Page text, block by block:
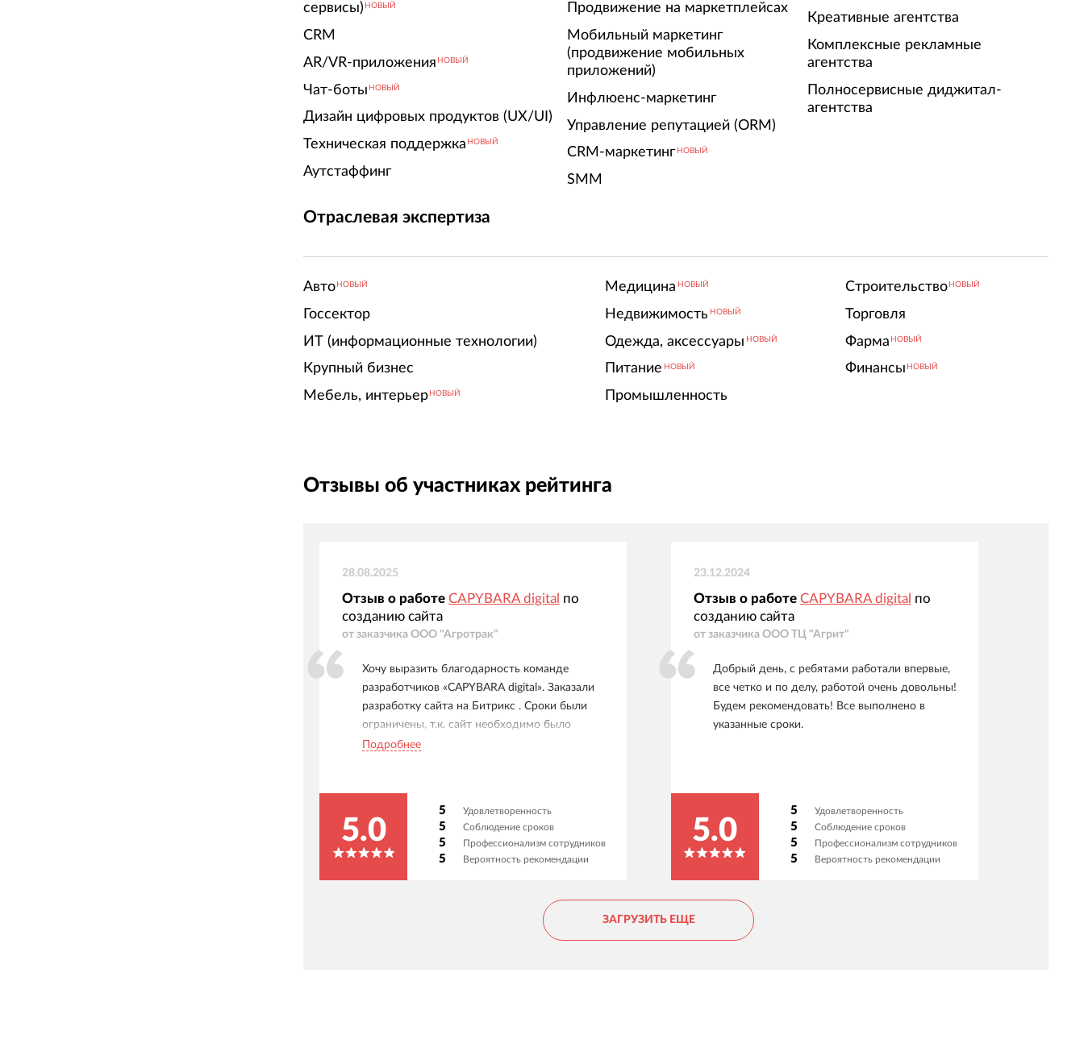
сервисы) НОВЫЙ
CRM
AR/VR-приложения НОВЫЙ
Чат-боты НОВЫЙ
Дизайн цифровых продуктов (UX/UI)
Техническая поддержка НОВЫЙ
Аутстаффинг
Продвижение на маркетплейсах
Мобильный маркетинг
(продвижение мобильных
приложений)
Инфлюенс-маркетинг
Управление репутацией (ORM)
CRM-маркетинг НОВЫЙ
SMM
Креативные агентства
Комплексные рекламные
агентства
Полносервисные диджитал-
агентства
Отраслевая экспертиза
Авто НОВЫЙ
Госсектор
ИТ (информационные технологии)
Крупный бизнес
Мебель, интерьер НОВЫЙ
Медицина НОВЫЙ
Недвижимость НОВЫЙ
Одежда, аксессуары НОВЫЙ
Питание НОВЫЙ
Промышленность
Строительство НОВЫЙ
Торговля
Фарма НОВЫЙ
Финансы НОВЫЙ
Отзывы об участниках рейтинга
28.08.2025
Отзыв о работе CAPYBARA digital по
созданию сайта
от заказчика ООО "Агротрак"
Хочу выразить благодарность команде
разработчиков «CAPYBARA digital». Заказали
разработку сайта на Битрикс . Сроки были
ограничены, т.к. сайт необходимо было
запустить в максимально ускоренном режиме,
каких-либо промедлений. Сотрудники
CAPYBARA digital» продемонстрировали
способность гибко и своевременно
приятно работать с таким подходом к делу.
Подробнее
5.0
5 Удовлетворенность
5 Соблюдение сроков
5 Профессионализм сотрудников
5 Вероятность рекомендации
23.12.2024
Отзыв о работе CAPYBARA digital по
созданию сайта
от заказчика ООО ТЦ "Агрит"
Добрый день, с ребятами работали впервые,
все четко и по делу, работой очень довольны!
Будем рекомендовать! Все выполнено в
указанные сроки.
5.0
5 Удовлетворенность
5 Соблюдение сроков
5 Профессионализм сотрудников
5 Вероятность рекомендации
ЗАГРУЗИТЬ ЕЩЕ